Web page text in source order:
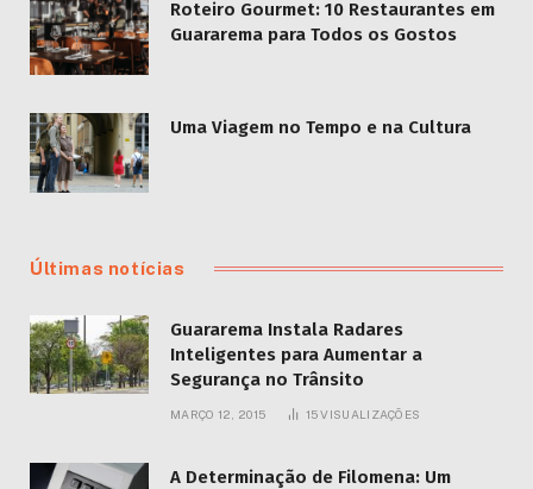
Roteiro Gourmet: 10 Restaurantes em
Guararema para Todos os Gostos
Uma Viagem no Tempo e na Cultura
Últimas notícias
Guararema Instala Radares
Inteligentes para Aumentar a
Segurança no Trânsito
MARÇO 12, 2015 15VISUALIZAÇÕES
A Determinação de Filomena: Um